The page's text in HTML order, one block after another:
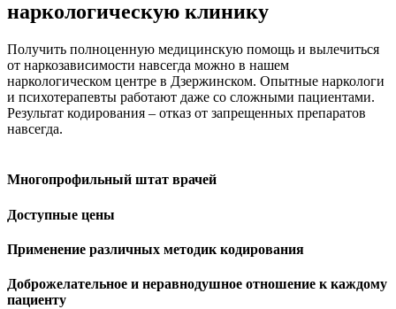
наркологическую клинику
Получить полноценную медицинскую помощь и вылечиться
от наркозависимости навсегда можно в нашем
наркологическом центре в Дзержинском. Опытные наркологи
и психотерапевты работают даже со сложными пациентами.
Результат кодирования – отказ от запрещенных препаратов
навсегда.
Многопрофильный штат врачей
Доступные цены
Применение различных методик кодирования
Доброжелательное и неравнодушное отношение к каждому
пациенту